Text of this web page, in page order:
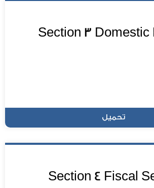
Section 3 Domestic
تحميل
Section 4 Fiscal